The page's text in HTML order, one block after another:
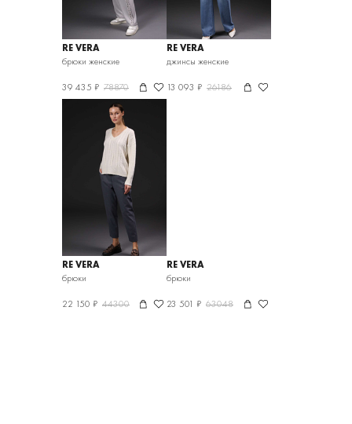
RE VERA
брюки женские
39 435 ₽ 78870
RE VERA
джинсы женские
13 093 ₽ 26186
RE VERA
брюки
22 150 ₽ 44300
RE VERA
брюки
23 501 ₽ 63048